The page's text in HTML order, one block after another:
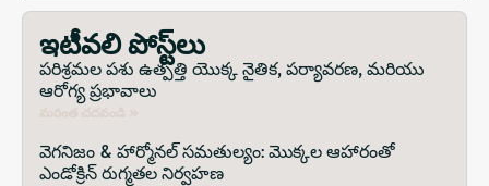
ఇటీవలి పోస్ట్‌లు
పరిశ్రమల పశు ఉత్పత్తి యొక్క నైతిక, పర్యావరణ, మరియు
ఆరోగ్య ప్రభావాలు
వెగనిజం & హార్మోనల్ సమతుల్యం: మొక్కల ఆహారంతో
ఎండోక్రిన్ రుగ్మతల నిర్వహణ